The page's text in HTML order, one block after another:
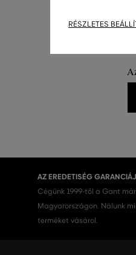
AZ EREDETISÉG
Cégünk 1999-től a Gant
Magyarországon. Nálunk
terméket vásárol.
RÉSZLETES